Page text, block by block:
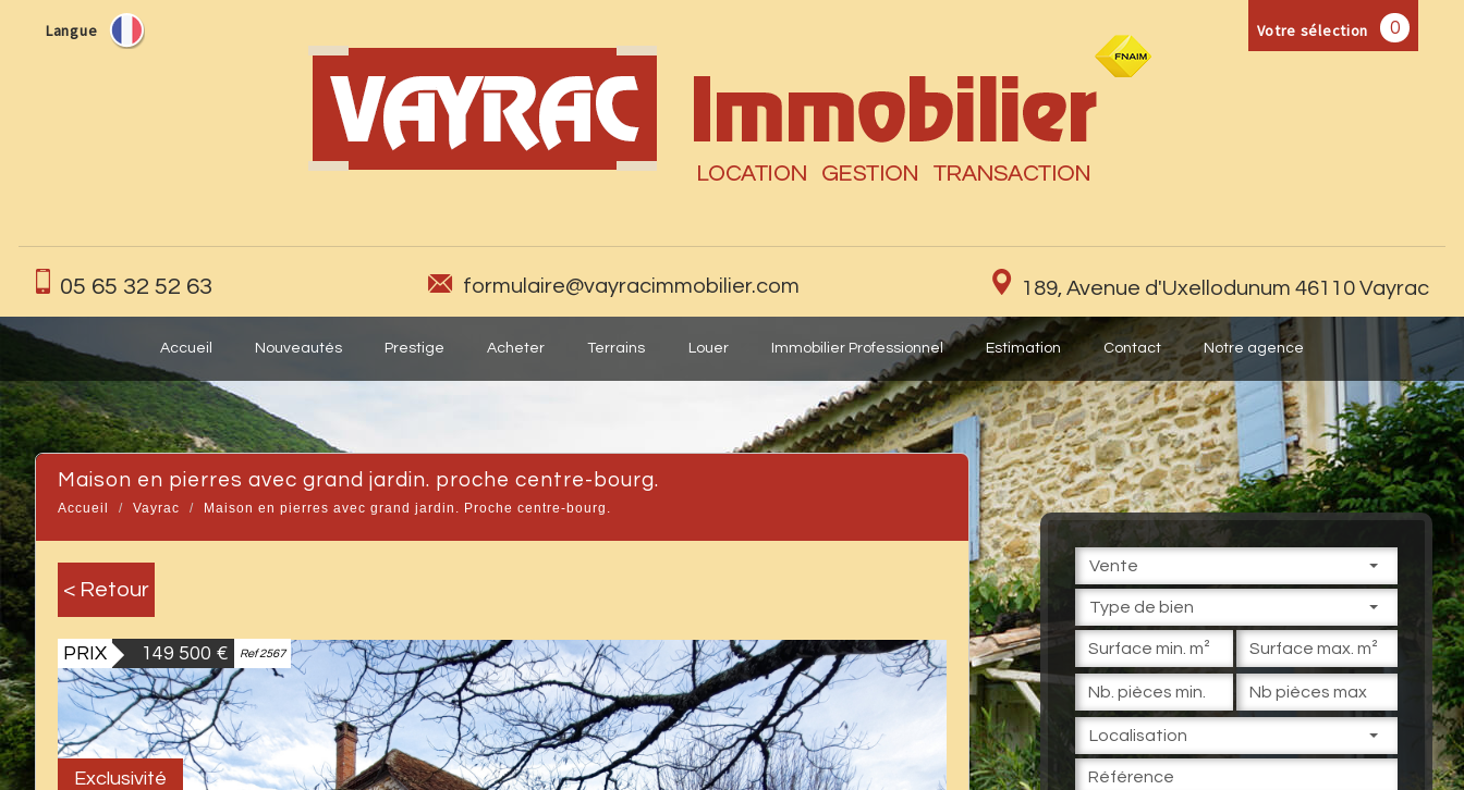
Votre sélection 0
Langue
05 65 32 52 63 formulaire@vayracimmobilier.com 189, Avenue d'Uxellodunum 46110 Vayrac
Accueil Nouveautés Prestige Acheter Terrains Louer Immobilier Professionnel Estimation Contact Notre agence
Vente
Type de bien
Localisation
maison en pierres avec grand jardin. proche centre-bourg.
Accueil Vayrac Maison en pierres avec grand jardin. Proche centre-bourg.
< Retour
PRIX 149 500 € Ref 2567
Exclusivité